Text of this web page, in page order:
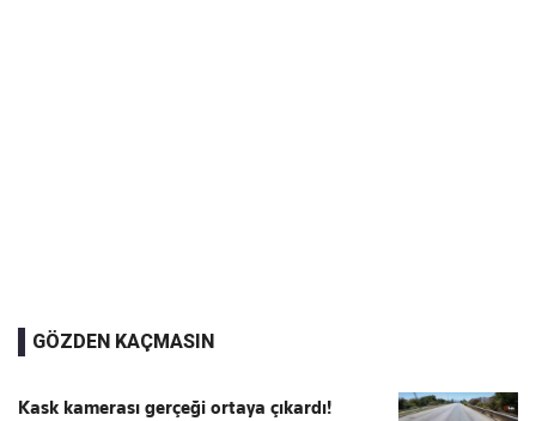
GÖZDEN KAÇMASIN
Kask kamerası gerçeği ortaya çıkardı!